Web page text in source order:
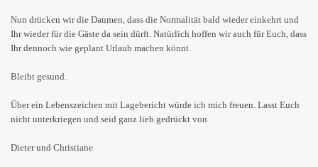
Nun drücken wir die Daumen, dass die Normalität bald wieder einkehrt und
Ihr wieder für die Gäste da sein dürft. Natürlich hoffen wir auch für Euch, dass
Ihr dennoch wie geplant Urlaub machen könnt.
Bleibt gesund.
Über ein Lebenszeichen mit Lagebericht würde ich mich freuen. Lasst Euch
nicht unterkriegen und seid ganz lieb gedrückt von
Dieter und Christiane